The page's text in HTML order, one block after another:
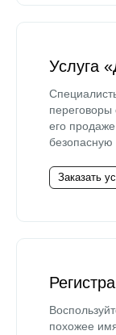
Услуга
его
безопасную
Заказать
похожее